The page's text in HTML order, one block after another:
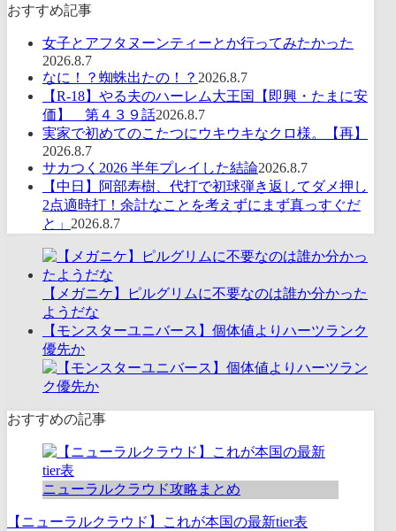
おすすめ記事
女子とアフタヌーンティーとか行ってみたかった
2026.8.7
なに！？蜘蛛出たの！？ 2026.8.7
【R-18】やる夫のハーレム大王国【即興・たまに安
価】 第４３９話2026.8.7
実家で初めてのこたつにウキウキなクロ様。【再】
2026.8.7
サカつく2026 半年プレイした結論2026.8.7
【中日】阿部寿樹、代打で初球弾き返してダメ押し
2点適時打！余計なことを考えずにまず真っすぐだ
と」 2026.8.7
【メガニケ】ピルグリムに不要なのは誰か分かった
ようだな
【モンスターユニバース】個体値よりハーツランク
優先か
おすすめの記事
ニューラルクラウド攻略まとめ
【ニューラルクラウド】これが本国の最新tier表